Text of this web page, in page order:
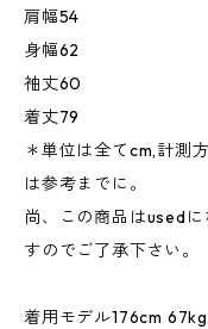
肩幅54
身幅62
袖丈60
着丈79
＊単位は全てcm,計測
は参考までに。
尚、この商品はused
すのでご了承下さい。
着用モデル176cm 67kg